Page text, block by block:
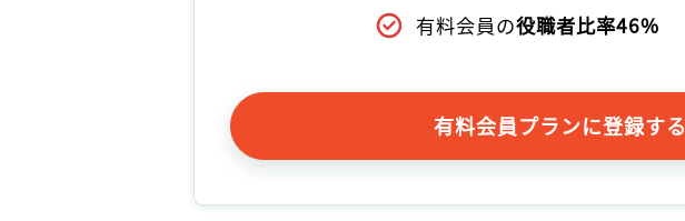
有料会員の役職者比率46%
有料会員プランに登録する